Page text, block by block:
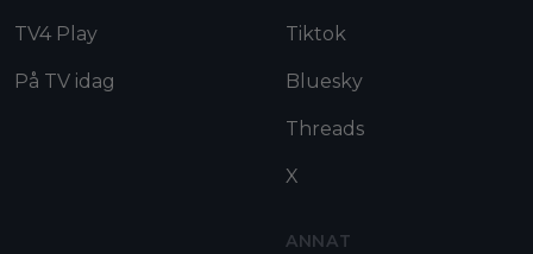
TV4 Play
På TV idag
Tiktok
Bluesky
Threads
X
ANNAT